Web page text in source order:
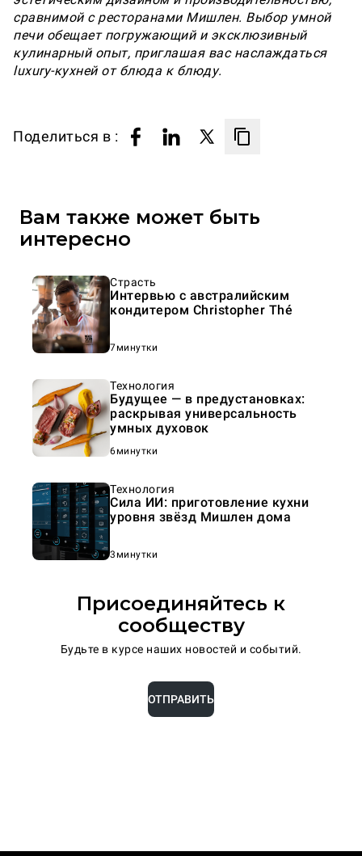
сравнимой с ресторанами Мишлен. Выбор умной
печи обещает погружающий и эксклюзивный
кулинарный опыт, приглашая вас наслаждаться
luxury-кухней от блюда к блюду.
Поделиться в :
Вам также может быть
интересно
Страсть
Интервью с австралийским
кондитером Christopher Thé
7минутки
Технология
Будущее — в предустановках:
раскрывая универсальность
умных духовок
6минутки
Технология
Сила ИИ: приготовление кухни
уровня звёзд Мишлен дома
3минутки
Присоединяйтесь к
сообществу
Будьте в курсе наших новостей и событий.
ОТПРАВИТЬ